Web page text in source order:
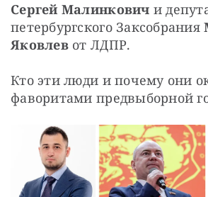
Сергей Малинкович и
петербургского Заксобрания
Яковлев от ЛДПР.
Кто эти люди и почему они
фаворитами предвыборной